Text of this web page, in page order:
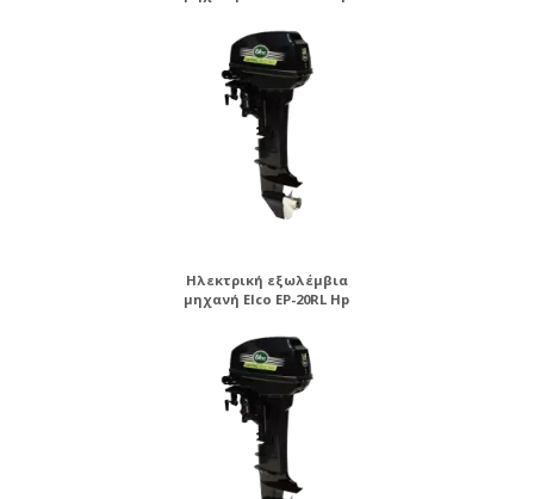
Ηλεκτρική εξωλέμβια
μηχανή Elco EP-20RL Hp